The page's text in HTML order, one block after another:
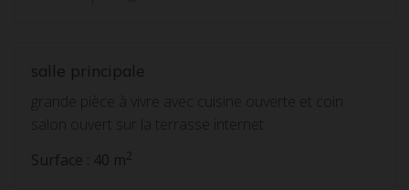
salle principale
grande pièce à vivre avec cuisine ouverte et coin
salon ouvert sur la terrasse internet
Surface : 40 m2